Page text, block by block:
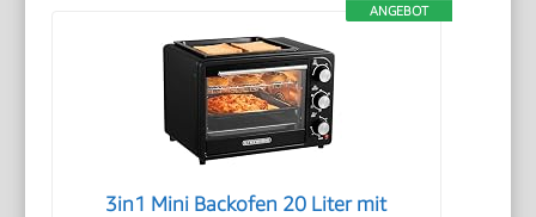
ANGEBOT
3in1 Mini Backofen 20 Liter mit